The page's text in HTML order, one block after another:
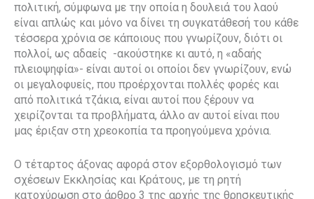
πολιτική, σύμφωνα με την οποία η δουλειά του λαού
είναι απλώς και μόνο να δίνει τη συγκατάθεσή του κάθε
τέσσερα χρόνια σε κάποιους που γνωρίζουν, διότι οι
πολλοί, ως αδαείς -ακούστηκε κι αυτό, η «αδαής
πλειοψηφία»- είναι αυτοί οι οποίοι δεν γνωρίζουν, ενώ
οι μεγαλοφυείς, που προέρχονται πολλές φορές και
από πολιτικά τζάκια, είναι αυτοί που ξέρουν να
χειρίζονται τα προβλήματα, άλλο αν αυτοί είναι που
μας έριξαν στη χρεοκοπία τα προηγούμενα χρόνια.
Ο τέταρτος άξονας αφορά στον εξορθολογισμό των
σχέσεων Εκκλησίας και Κράτους, με τη ρητή
κατοχύρωση στο άρθρο 3 της αρχής της θρησκευτικής